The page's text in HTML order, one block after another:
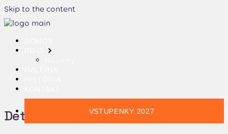
Skip to the content
VSTUPENKY 2027
Details: